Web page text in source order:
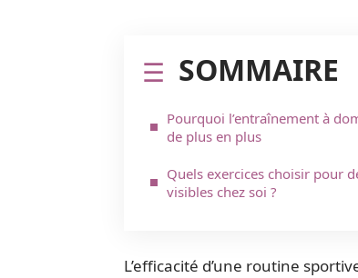
SOMMAIRE
Pourquoi l’entraînement à
de plus en plus
Quels exercices choisir pour
visibles chez soi ?
L’efficacité d’une routine